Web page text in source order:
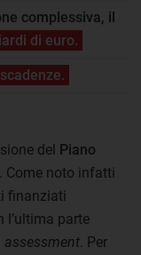
complessiva, il
di euro.
del Piano
Come noto infatti
finanziati
l’ultima parte
assessment . Per